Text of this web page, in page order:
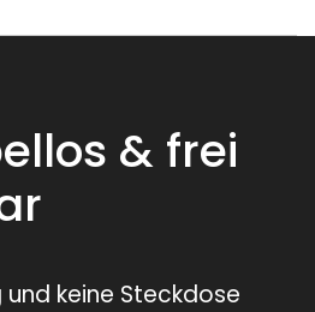
& frei
keine Steckdose